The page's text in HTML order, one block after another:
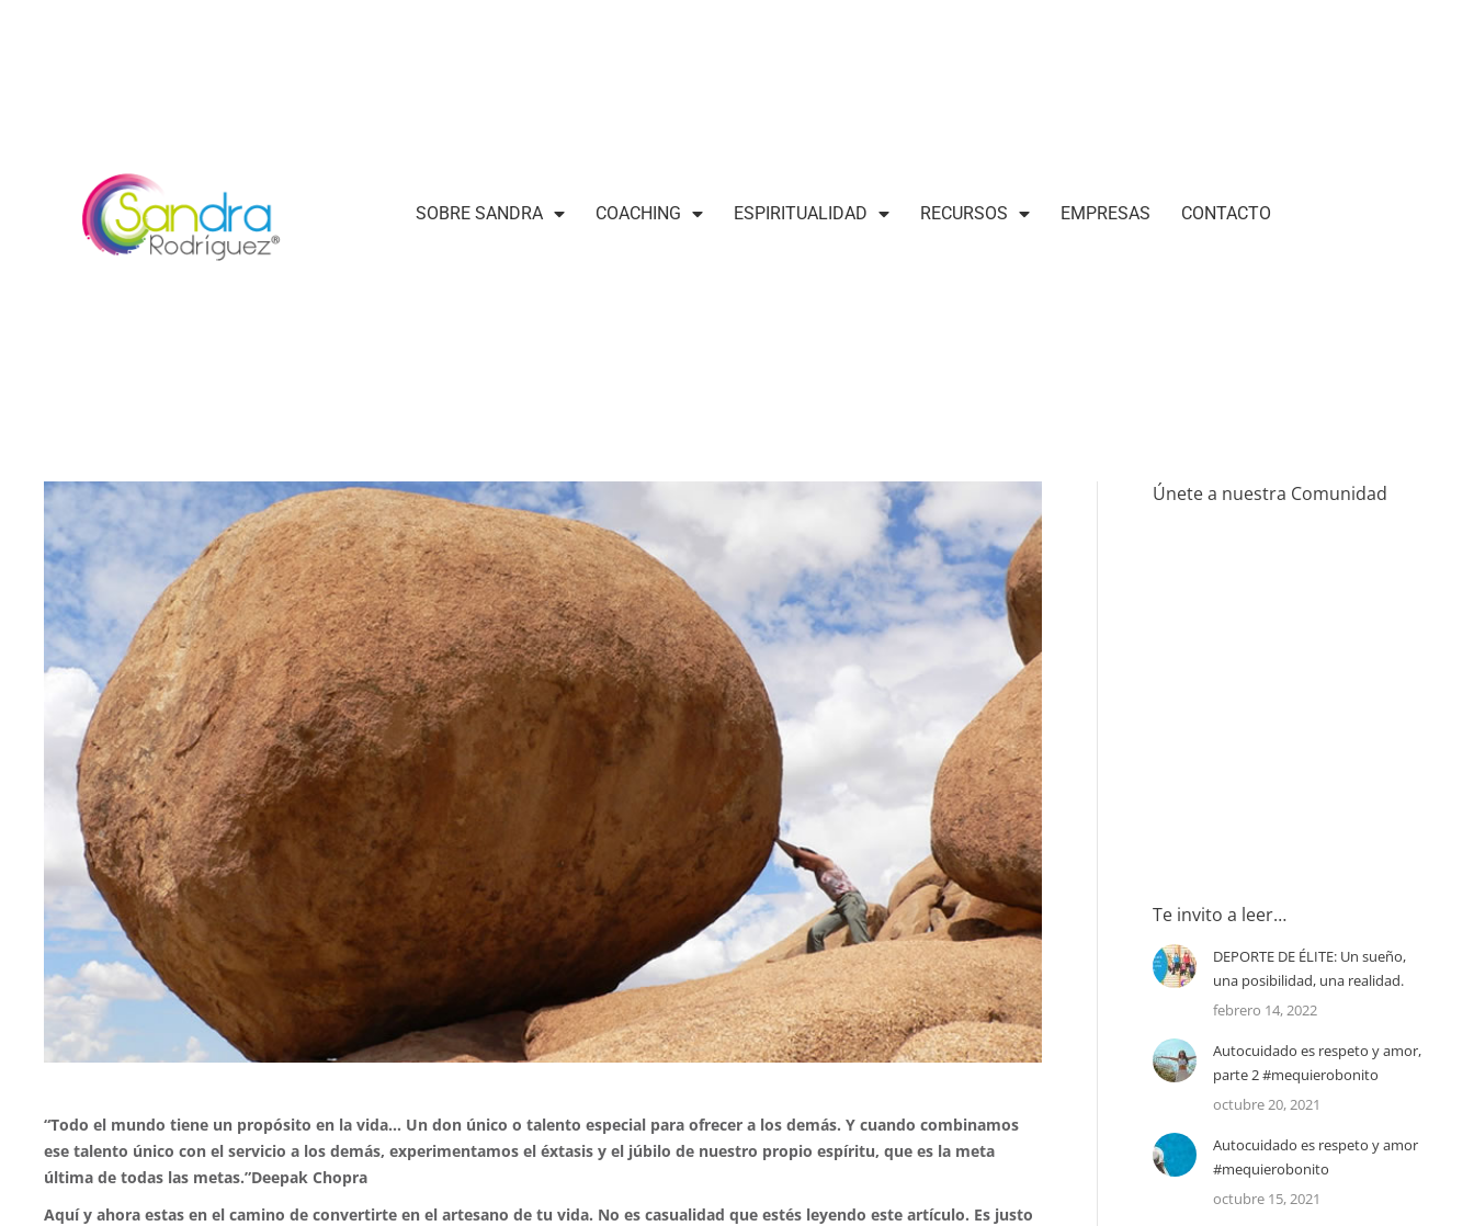
SOBRE SANDRA COACHING ESPIRITUALIDAD RECURSOS EMPRESAS CONTACTO
“Todo el mundo tiene un propósito en la vida… Un don único o talento especial para ofrecer a los demás. Y cuando combinamos
ese talento único con el servicio a los demás, experimentamos el éxtasis y el júbilo de nuestro propio espíritu, que es la meta
última de todas las metas.”Deepak Chopra
Aquí y ahora estas en el camino de convertirte en el artesano de tu vida. No es casualidad que estés leyendo este artículo. Es justo
Únete a nuestra Comunidad
Te invito a leer…
DEPORTE DE ÉLITE: Un sueño,
una posibilidad, una realidad.
febrero 14, 2022
Autocuidado es respeto y amor,
parte 2 #mequierobonito
octubre 20, 2021
Autocuidado es respeto y amor
#mequierobonito
octubre 15, 2021